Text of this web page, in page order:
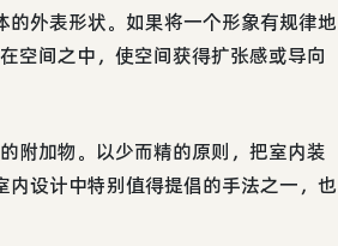
外表形状。如果将一个形象有规律地
空间之中，使空间获得扩张感或导向
附加物。以少而精的原则，把室内装
设计中特别值得提倡的手法之一，也